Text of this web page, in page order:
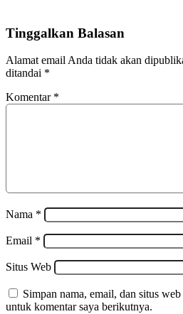
Tinggalkan Balasan
Alamat email Anda tidak akan
ditandai *
Komentar *
Nama *
Email *
Situs Web
Simpan nama, email, dan situs
untuk komentar saya berikutnya.